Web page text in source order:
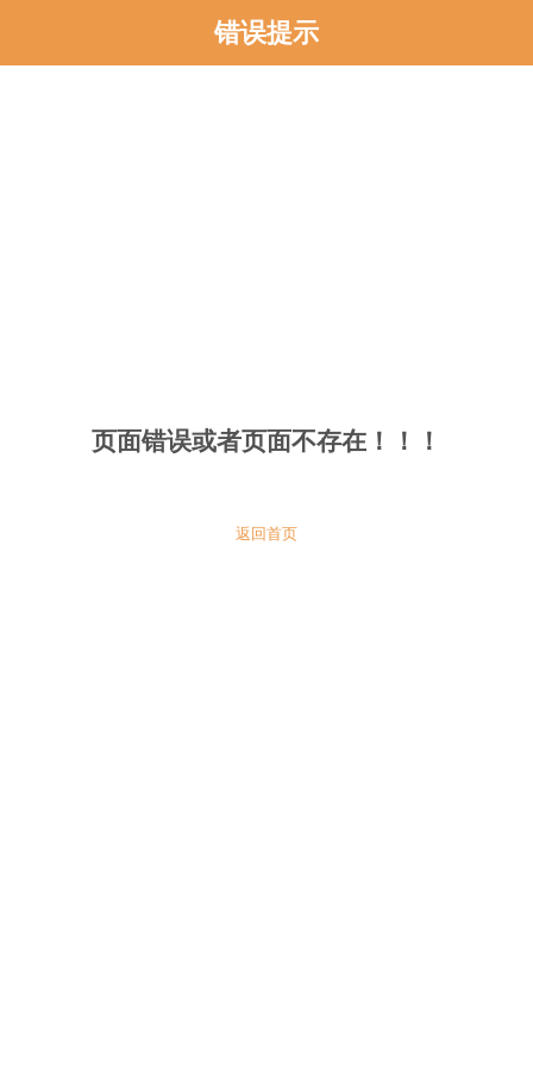
错误提示
页面错误或者页面不存在！！！
返回首页